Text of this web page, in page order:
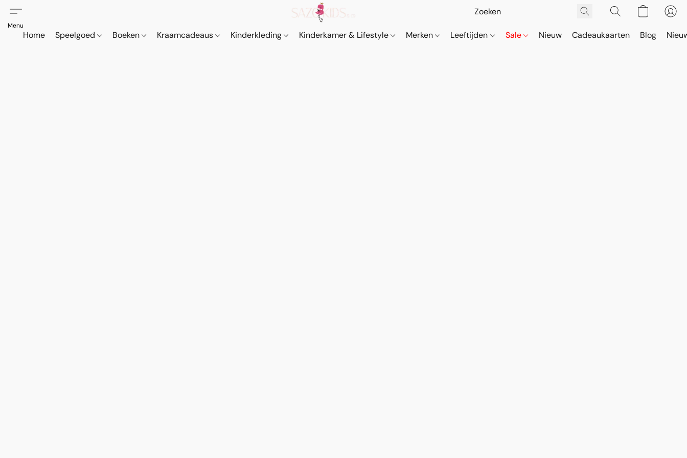
Home Speelgoed Boeken Kraamcadeaus Kinderkleding Kinderkamer & Lifestyle Merken Leeftijden Sale Nieuw Cadeaukaarten Blog